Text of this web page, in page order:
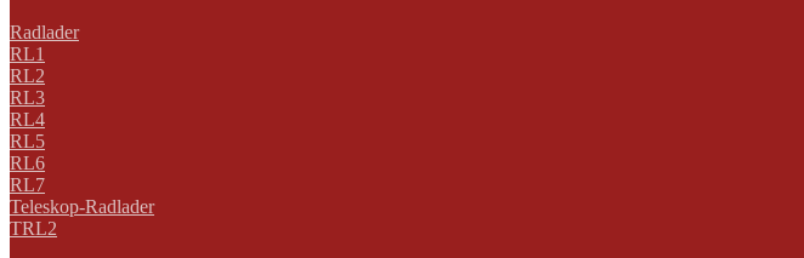
Radlader
RL1
RL2
RL3
RL4
RL5
RL6
RL7
Teleskop-Radlader
TRL2